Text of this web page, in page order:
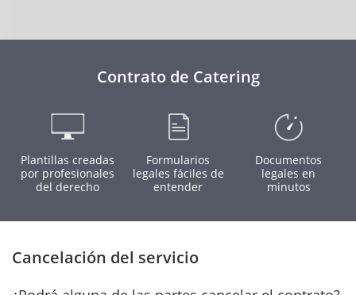
Contrato de Catering
Plantillas creadas
por profesionales
del derecho
Formularios
legales fáciles de
entender
Documentos
legales en
minutos
Cancelación del servicio